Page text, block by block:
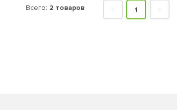
Всего: 2 товаров 1